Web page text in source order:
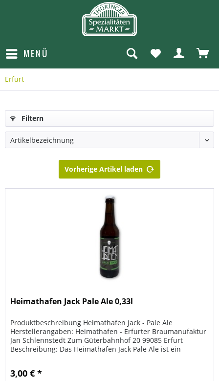
MENÜ
Erfurt
Filtern
Vorherige Artikel laden
Heimathafen Jack Pale Ale 0,33l
Produktbeschreibung Heimathafen Jack - Pale Ale
Herstellerangaben: Heimathafen - Erfurter Braumanufaktur
Jan Schlennstedt Zum Güterbahnhof 20 99085 Erfurt
Beschreibung: Das Heimathafen Jack Pale Ale ist ein
3,00 € *